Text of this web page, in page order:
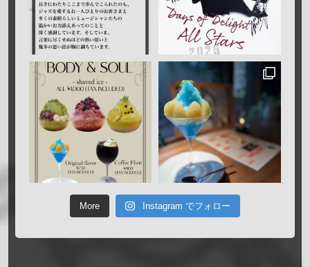
More Instagram でフォロー